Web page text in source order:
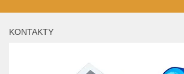
KONTAKTY